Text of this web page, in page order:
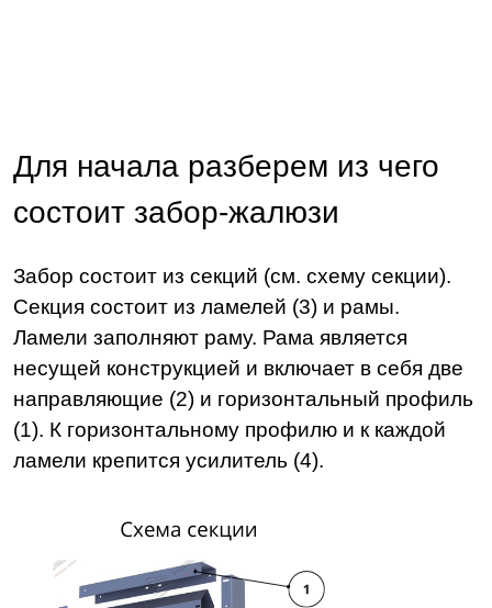
Для начала разберем из чего
состоит забор-жалюзи
Забор состоит из секций (см. схему секции).
Секция состоит из ламелей (3) и рамы.
Ламели заполняют раму. Рама является
несущей конструкцией и включает в себя две
направляющие (2) и горизонтальный профиль
(1). К горизонтальному профилю и к каждой
ламели крепится усилитель (4).